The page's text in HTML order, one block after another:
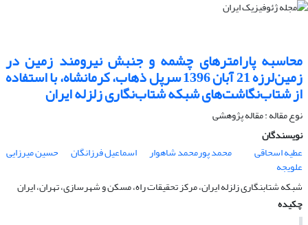
محاسبه پارامترهای چشمه و جنبش نیرومند زمین در
زمین‌لرزه 21 آبان 1396 سرپل ذهاب، کرمانشاه، با استفاده
از شتاب‌نگاشت‌های شبکه شتاب‌نگاری زلزله ایران
نوع مقاله : مقاله پژوهشی‌
نویسندگان
عطیه اسحاقی
محمد پورمحمد شاهوار اسماعیل فرزانگان حسین میرزایی
علویجه
شبکه شتابنگاری زلزله ایران، مرکز تحقیقات راه، مسکن و شهرسازی، تهران، ایران
چکیده